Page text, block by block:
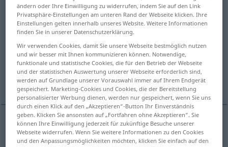
Übersicht aller Übersetzungen
(Für mehr Details die Übersetzung anklicken/antippen)
Mädchen, junge Frau feste Freundin
Weitere Beispiele...
Mädchenn ragazza
ändern oder Ihre Einwilligung zu widerrufen, indem Sie auf den Link
Privatsphäre-Einstellungen am unteren Rand der Webseite klicken. Ihre
Einstellungen gelten innerhalb unseres Website. Weitere Informationen
finden Sie in unserer Datenschutzerklärung.
Wir verwenden Cookies, damit Sie unsere Webseite bestmöglich nutzen
und wir besser mit Ihnen kommunizieren können. Notwendige,
funktionale und statistische Cookies, die für den Betrieb der Webseite
und der statistischen Auswertung unserer Webseite erforderlich sind,
werden auf Grundlage unserer Vorauswahl immer auf Ihrem Endgerät
gespeichert. Marketing-Cookies und Cookies, die der Bereitstellung
personalisierter Werbung dienen, werden nur gespeichert, wenn Sie uns
durch einen Klick auf den „Akzeptieren“-Button Ihr Einverständnis
geben. Klicken Sie ansonsten auf „Fortfahren ohne Akzeptieren“. Sie
können Ihre Einwilligung jederzeit für zukünftige Besuche unserer
Webseite widerrufen. Wenn Sie weitere Informationen zu den Cookies
und den Anpassungsmöglichkeiten möchten, klicken Sie einfach auf den